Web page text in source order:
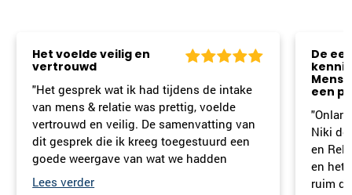
Het voelde veilig en
vertrouwd
"Het gesprek wat ik had tijdens de intake
van mens & relatie was prettig, voelde
vertrouwd en veilig. De samenvatting van
dit gesprek die ik kreeg toegestuurd een
goede weergave van wat we hadden
besproken."
De
Mens
een
Niki
en
en het
ruim